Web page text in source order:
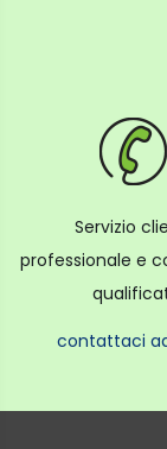
Servizio
professionale e
contattaci